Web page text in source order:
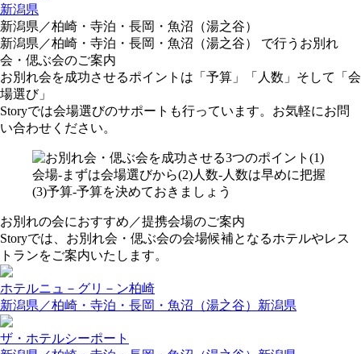
新潟県
新潟県／柏崎・寺泊・長岡・魚沼（湯之谷）
新潟県／柏崎・寺泊・長岡・魚沼（湯之谷） で行う お別れ
会・偲ぶ会のご案内
お別れ会を成功させるポイントは「予算」「人数」そして「会
場選び」
Storyでは会場選びのサポートも行っています。お気軽にお問
い合わせください。
お別れの会におすすめ／提携会場のご案内
Storyでは、お別れ会・偲ぶ会の会場候補となるホテルやレス
トランをご案内いたします。
ホテルニュ－グリ－ン柏崎
新潟県／柏崎・寺泊・長岡・魚沼（湯之谷） 新潟県
ザ・ホテルシーポート